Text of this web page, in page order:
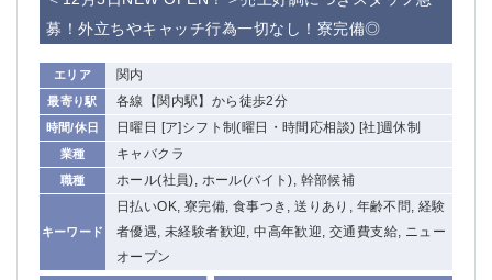
募！外立ちやキャッチ行為一切なし！寮完備◎
エリア 関内
最寄り駅 各線【関内駅】から徒歩2分
時間/休日 日曜日 [ア]シフト制(曜日・時間応相談) [社]週休制
業種 キャバクラ
職種 ホール(社員), ホール(バイト), 幹部候補
キーワード
日払いOK, 寮完備, 食事つき, 送りあり, 年齢不問, 経験
者優遇, 未経験者歓迎, 中高年歓迎, 交通費支給, ニュー
オープン